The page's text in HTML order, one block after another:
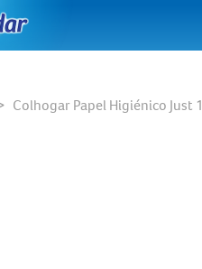
Colhogar Papel Higiénico Just 1